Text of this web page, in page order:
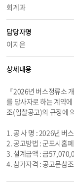
회계과
담당자명
이지은
상세내용
『2026년 버스정류소
를 당사자로 하는 계약
조(입찰공고)의 규정에
1. 공 사 명 : 2026년 버
2. 공고방법 : 군포시홈
3. 설계금액 : 금
4. 참가자격 : 공고문참조